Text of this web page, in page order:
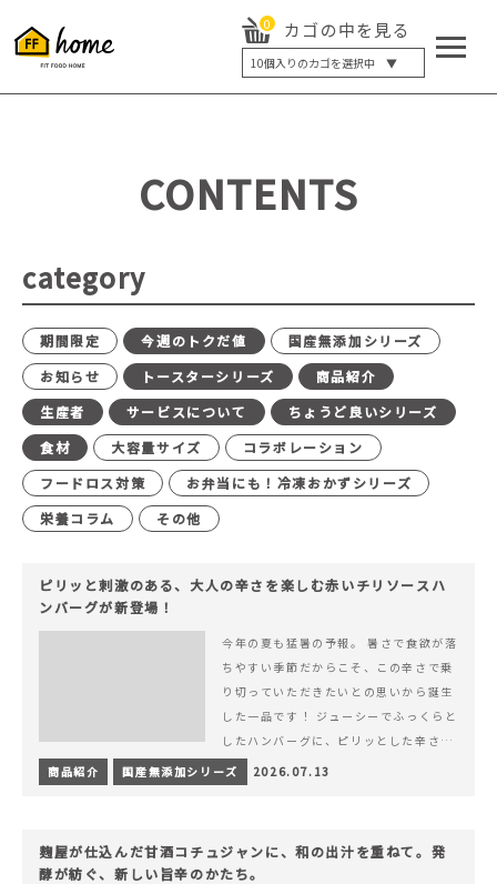
0 カゴの中を見る
10個入りのカゴを選択中 ▼
5個入り
20個入り
最大12%OFF
CONTENTS
category
期間限定 今週のトクだ値
国産無添加シリーズ
お知らせ
トースターシリーズ
商品紹介
生産者
サービスについて
ちょうど良いシリーズ
食材
大容量サイズ
コラボレーション
フードロス対策
お弁当にも！冷凍おかずシリーズ
栄養コラム
その他
ピリッと刺激のある、大人の辛さを楽しむ赤いチリソースハ
ンバーグが新登場！
今年の夏も猛暑の予報。 暑さで食欲が落
ちやすい季節だからこそ、この辛さで乗
り切っていただきたいとの思いから誕生
した一品です！ ジューシーでふっくらと
したハンバーグに、ピリッとした辛さと
コク深い旨みが楽しめる特製チリソース
&hellip; 続きを読む ピリッと刺激のあ
商品紹介 国産無添加シリーズ 2026.07.13
麹屋が仕込んだ甘酒コチュジャンに、和の出汁を重ねて。発
酵が紡ぐ、新しい旨辛のかたち。